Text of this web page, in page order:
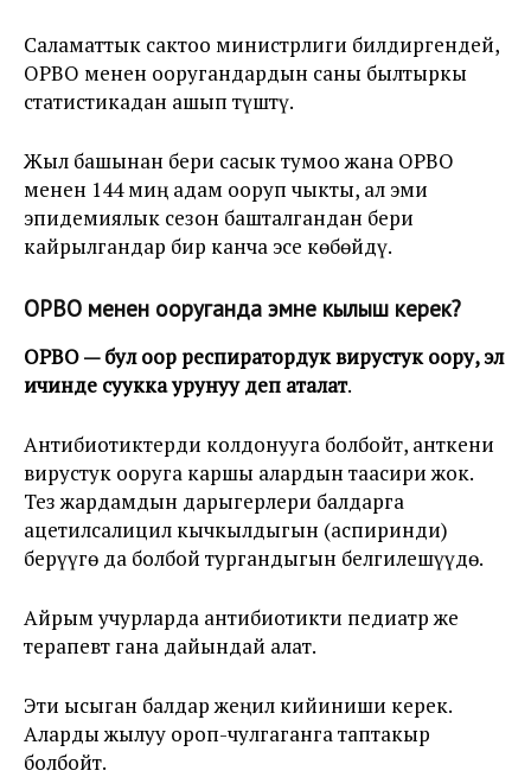
Саламаттык сактоо министрлиги билдиргендей,
ОРВО менен ооругандардын саны былтыркы
статистикадан ашып түштү.
Жыл башынан бери сасык тумоо жана ОРВО
менен 144 миң адам ооруп чыкты, ал эми
эпидемиялык сезон башталгандан бери
кайрылгандар бир канча эсе көбөйдү.
ОРВО менен ооруганда эмне кылыш керек?
ОРВО — бул оор респиратордук вирустук оору, эл
ичинде суукка урунуу деп аталат.
Антибиотиктерди колдонууга болбойт, анткени
вирустук ооруга каршы алардын таасири жок.
Тез жардамдын дарыгерлери балдарга
ацетилсалицил кычкылдыгын (аспиринди)
берүүгө да болбой тургандыгын белгилешүүдө.
Айрым учурларда антибиотикти педиатр же
терапевт гана дайындай алат.
Эти ысыган балдар жеңил кийиниши керек.
Аларды жылуу ороп-чулгаганга таптакыр
болбойт.